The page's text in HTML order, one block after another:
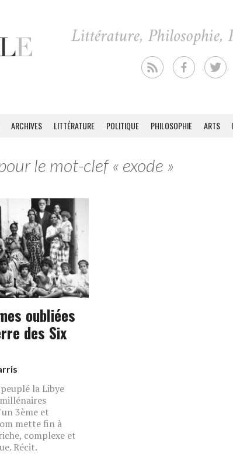
ARCHIVES LITTÉRATURE POLITIQUE PHILOSOPHIE ARTS
le mot-clef « exode »
oubliées
des Six
la Libye
3ème et
mette fin à
complexe et
Récit.